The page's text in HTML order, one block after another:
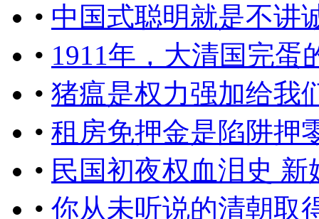
• 中国式聪明就是不讲
• 1911年，大清国完蛋
• 猪瘟是权力强加给我
• 租房免押金是陷阱押
• 民国初夜权血泪史
• 你从未听说的清朝取